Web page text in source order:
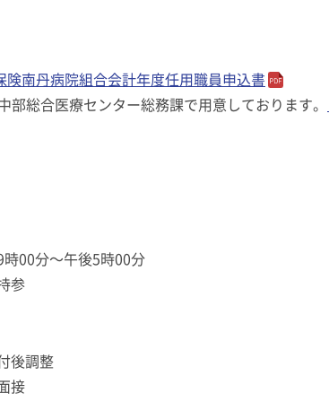
南丹病院組合会計年度任用職員申込書
部総合医療センター総務課で用意しております。
00分～午後5時00分
参
後調整
接